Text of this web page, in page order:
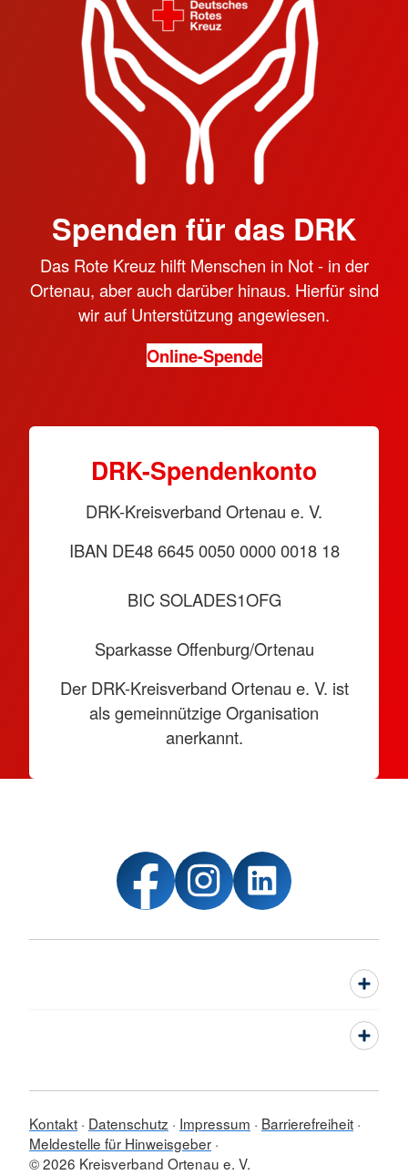
Spenden für das DRK
Das Rote Kreuz hilft Menschen in Not - in der
Ortenau, aber auch darüber hinaus. Hierfür sind
wir auf Unterstützung angewiesen.
Online-Spende
DRK-Spendenkonto
DRK-Kreisverband Ortenau e. V.
IBAN DE48 6645 0050 0000 0018 18
BIC SOLADES1OFG
Sparkasse Offenburg/Ortenau
Der DRK-Kreisverband Ortenau e. V. ist
als gemeinnützige Organisation
anerkannt.
Kontakt Datenschutz Impressum
Barrierefreiheit
Meldestelle für Hinweisgeber
© 2026 Kreisverband Ortenau e. V.